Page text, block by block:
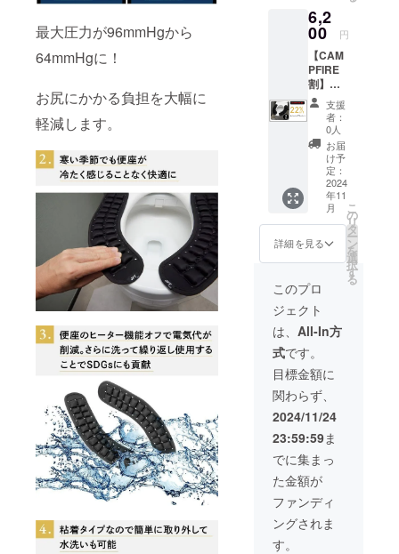
最大圧力が96mmHgから
64mmHgに！
お尻にかかる負担を大幅に
軽減します。
の良い
価格で
入して
いま
す。 ・
サイ
ズ：
37cm×
8.7cm×
1.5cm/
重さ:96
ｇ ・素
材：
TPU＋
・保証
期間：
月 *使
過失に
よる破
証対象
外にな
りま
す。 ・
取扱説
明書：
有
す。ご
了承く
ださ
い。 ※
ご注文
状況、
使用部
材の供
給状
況、製
造工程
上の都
合等に
より出
荷時期
が遅れ
る場合
※割引率
の良い
価格で
四捨五
入して
いま
す。 ・
サイ
ズ：
8.7cm×
1.5cm/
重さ:96
ｇ ・素
材：
TPU＋
LYCRA
が向上
した場
合、正
規販売
価格が
販売予
定価格
より下
がる可
能性も
ござい
ます。
※デザイ
ン・仕
様は変
更にな
る可能
す。ご
了承く
ださ
い。 ※
ご注文
状況、
使用部
材の供
給状
況、製
造工程
上の都
合等に
より出
荷時期
が遅れ
る場合
があり
6,2
00 円
【CAM
PFIRE
割】ト
イレッ
トエア
クッ
ショ
ン 2
セット
（定価
7,960円
22%off
） ※皆
様のご
支援に
より量
産効率
が向上
した場
合、正
規販売
価格が
販売予
定価格
より下
がる可
能性も
ござい
ます。
※デザイ
ン・仕
様は変
更にな
支援
者：
0人
お届
け予
定：
2024
年11
月
詳細を見る
こ
の
リ
タ
ー
ン
を
選
択
す
る
このプロ
ジェクト
は、 All-In方
式です。
目標金額に
関わらず、
2024/11/24
23:59:59ま
でに集まっ
た金額が
ファンディ
ングされま
す。